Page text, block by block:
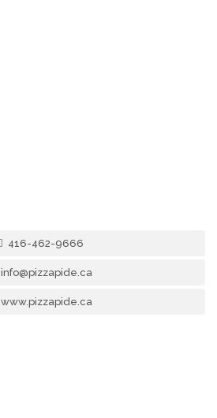
416-462-9666
info@pizzapide.ca
www.pizzapide.ca